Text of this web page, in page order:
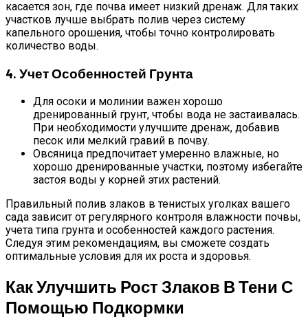
касается зон, где почва имеет низкий дренаж. Для таких
участков лучше выбрать полив через систему
капельного орошения, чтобы точно контролировать
количество воды.
4. Учет Особенностей Грунта
Для осоки и молинии важен хорошо
дренированный грунт, чтобы вода не застаивалась.
При необходимости улучшите дренаж, добавив
песок или мелкий гравий в почву.
Овсяница предпочитает умеренно влажные, но
хорошо дренированные участки, поэтому избегайте
застоя воды у корней этих растений.
Правильный полив злаков в тенистых уголках вашего
сада зависит от регулярного контроля влажности почвы,
учета типа грунта и особенностей каждого растения.
Следуя этим рекомендациям, вы сможете создать
оптимальные условия для их роста и здоровья.
Как Улучшить Рост Злаков В Тени С
Помощью Подкормки